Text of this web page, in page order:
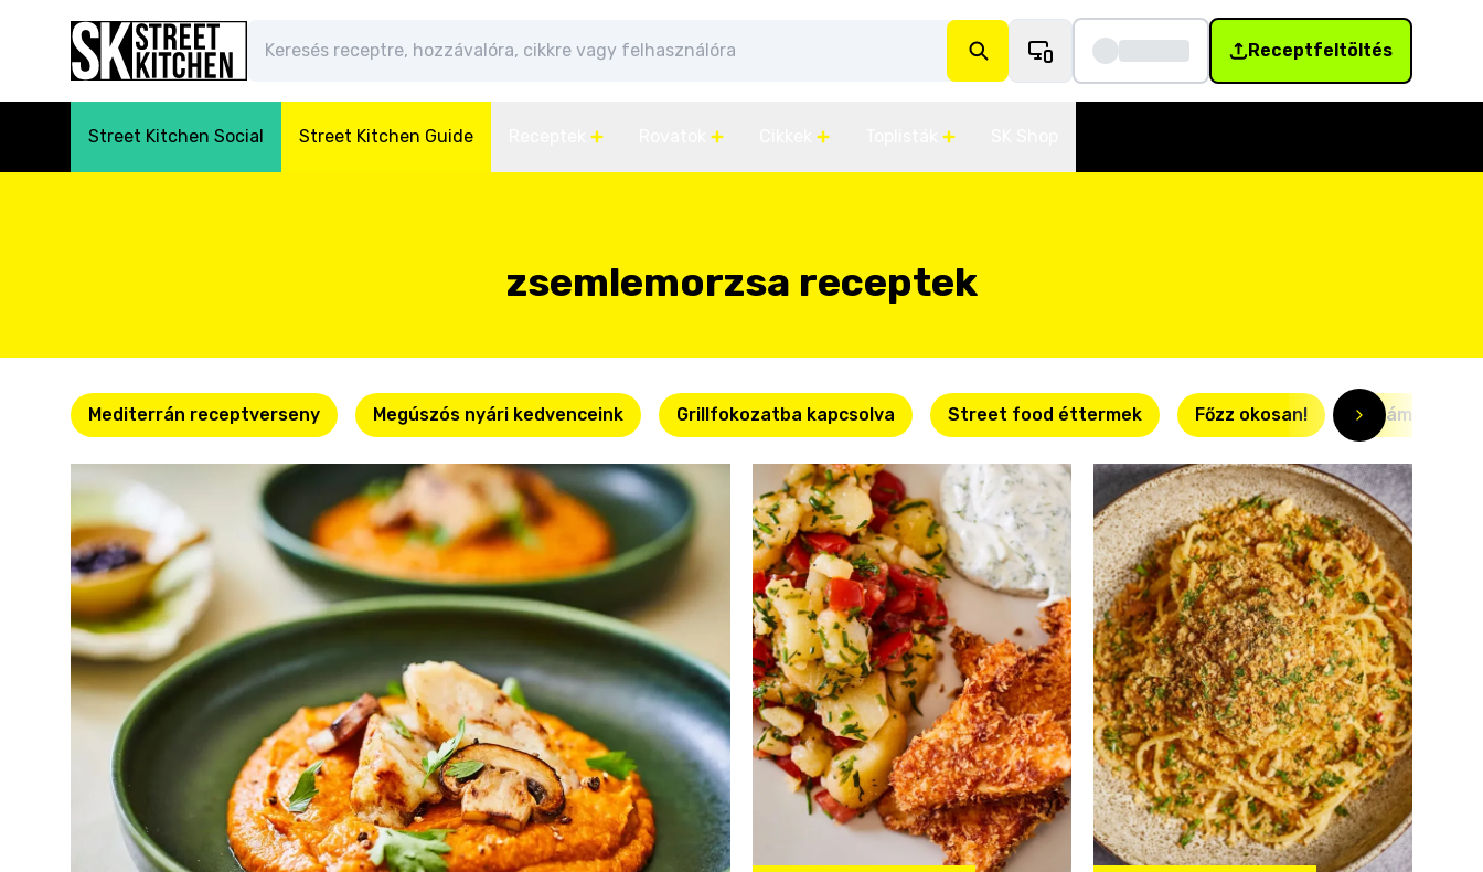
Receptfeltöltés
Street Kitchen Social Street Kitchen Guide
zsemlemorzsa receptek
Mediterrán receptverseny Megúszós nyári kedvenceink Grillfokozatba kapcsolva Street food éttermek Főzz okosan! Villámgyors